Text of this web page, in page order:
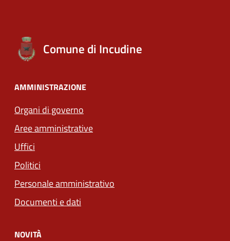
Comune di Incudine
AMMINISTRAZIONE
Organi di governo
Aree amministrative
Uffici
Politici
Personale amministrativo
Documenti e dati
NOVITÀ